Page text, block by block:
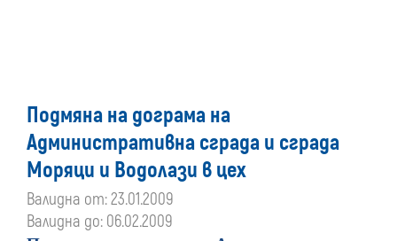
Подмяна на дограма на
Административна сграда и сграда
Моряци и Водолази в цех
Валидна от: 23.01.2009
Валидна до: 06.02.2009